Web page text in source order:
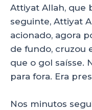
Attiyat Allah, que
seguinte, Attiyat
acionado, agora
de fundo, cruzou
que o gol saísse.
para fora. Era
Nos minutos